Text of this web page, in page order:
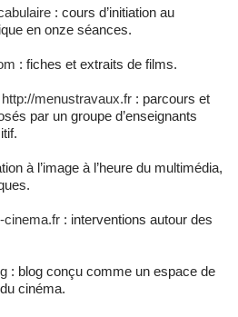
: cours d’initiation au
en onze séances.
: fiches et extraits de films.
http://menustravaux.fr : parcours et
par un groupe d’enseignants
à l’image à l’heure du multimédia,
cinema.fr : interventions autour des
: blog conçu comme un espace de
cinéma.